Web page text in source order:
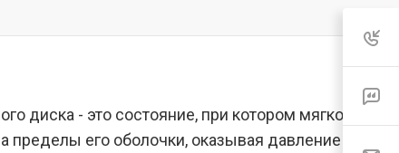
диска - это состояние, при котором мягкое
пределы его оболочки, оказывая давление на